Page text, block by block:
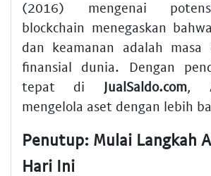
(2016) mengenai
blockchain menegaskan
dan keamanan adalah masa
finansial dunia. Dengan
tepat di JualSaldo.com,
mengelola aset dengan lebih
Penutup: Mulai Langkah
Hari Ini